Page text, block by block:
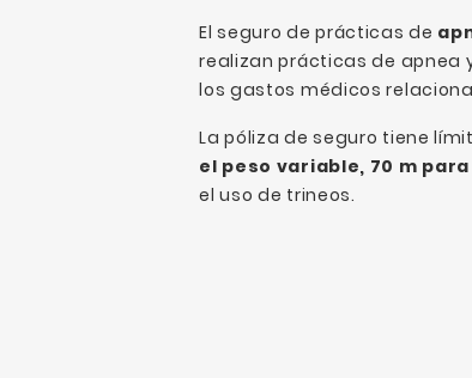
El seguro de prácticas de
realizan prácticas de apnea
los gastos médicos
La póliza de seguro tiene
el peso variable, 70 m
el uso de trineos.